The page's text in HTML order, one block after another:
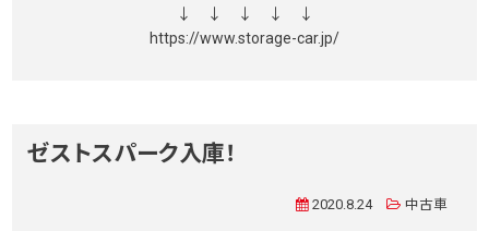
↓ ↓ ↓ ↓ ↓
https://www.storage-car.jp/
ゼストスパーク入庫！
2020.8.24 中古車